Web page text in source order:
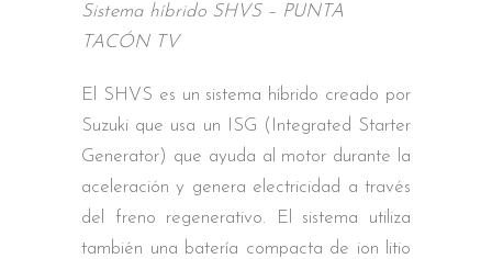
Sistema híbrido SHVS – PUNTA
TACÓN TV
El SHVS es un sistema híbrido creado por
Suzuki que usa un ISG (Integrated Starter
Generator) que ayuda al motor durante la
aceleración y genera electricidad a través
del freno regenerativo. El sistema utiliza
también una batería compacta de ion litio